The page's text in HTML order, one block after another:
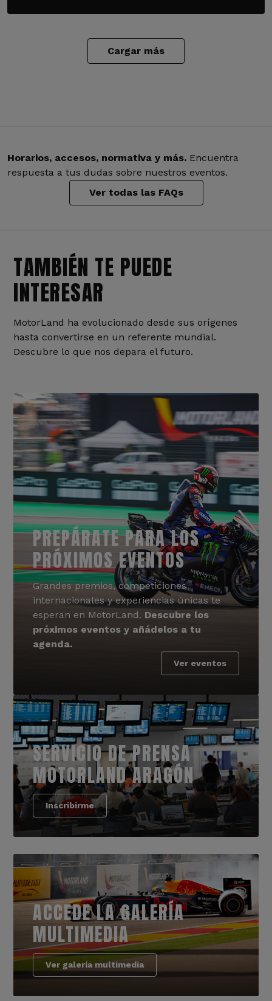
Cargar más
Horarios, accesos, normativa y más. Encuentra
respuesta a tus dudas sobre nuestros eventos.
Ver todas las FAQs
TAMBIÉN TE PUEDE
INTERESAR
MotorLand ha evolucionado desde sus orígenes
hasta convertirse en un referente mundial.
Descubre lo que nos depara el futuro.
PREPÁRATE PARA LOS
PRÓXIMOS EVENTOS
Grandes premios, competiciones
internacionales y experiencias únicas te
esperan en MotorLand. Descubre los
próximos eventos y añádelos a tu
agenda.
Ver eventos
SERVICIO DE PRENSA
MOTORLAND ARAGÓN
Inscribirme
ACCEDE LA GALERÍA
MULTIMEDIA
Ver galería multimedia